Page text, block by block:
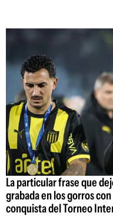
La particular frase que
grabada en los gorros
conquista del Torneo